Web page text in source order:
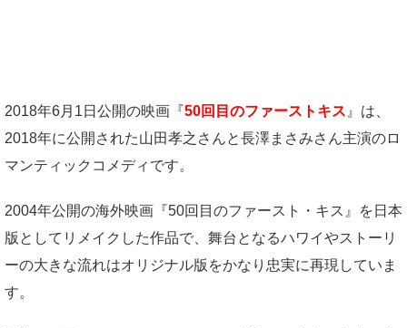
2018年6月1日公開の映画『50回目のファーストキス 』 は、
2018年に公開された山田孝之さんと長澤まさみさん主演のロ
マンティックコメディです。
2004年公開の海外映画『50回目のファースト・キス』を日本
版としてリメイクした作品で、舞台となるハワイやストーリ
ーの大きな流れはオリジナル版をかなり忠実に再現していま
す。